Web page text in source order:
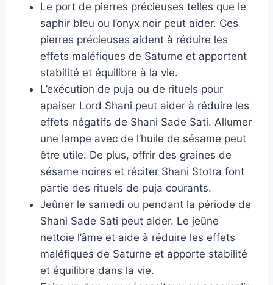
Le port de pierres précieuses telles que le
saphir bleu ou l’onyx noir peut aider. Ces
pierres précieuses aident à réduire les
effets maléfiques de Saturne et apportent
stabilité et équilibre à la vie.
L’exécution de puja ou de rituels pour
apaiser Lord Shani peut aider à réduire les
effets négatifs de Shani Sade Sati. Allumer
une lampe avec de l’huile de sésame peut
être utile. De plus, offrir des graines de
sésame noires et réciter Shani Stotra font
partie des rituels de puja courants.
Jeûner le samedi ou pendant la période de
Shani Sade Sati peut aider. Le jeûne
nettoie l’âme et aide à réduire les effets
maléfiques de Saturne et apporte stabilité
et équilibre dans la vie.